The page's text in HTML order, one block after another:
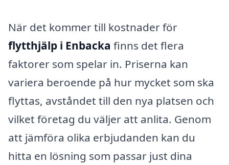
När det kommer till kostnader för
flytthjälp i Enbacka finns det flera
faktorer som spelar in. Priserna kan
variera beroende på hur mycket som ska
flyttas, avståndet till den nya platsen och
vilket företag du väljer att anlita. Genom
att jämföra olika erbjudanden kan du
hitta en lösning som passar just dina